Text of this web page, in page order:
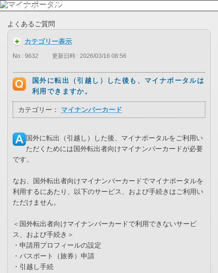
よくあるご質問
カテゴリー表示
No : 9632 更新日時 : 2026/03/18 08:56
国外に転出（引越し）した後も、マイナポータルは
利用できますか。
カテゴリー： マイナンバーカード
国外に転出（引越し）した後、マイナポータルをご利用い
ただくためには国外転出者向けマイナンバーカードが必要
です。
なお、国外転出者向けマイナンバーカードでマイナポータルを
利用するにあたり、以下のサービス、および手続きはご利用い
ただけません。
＜国外転出者向けマイナンバーカードで利用できないサービ
ス、および手続き＞
・申請用プロフィールの設定
・パスポート（旅券）申請
・引越し手続